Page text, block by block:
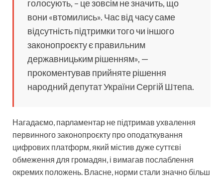
голосують, – це зовсім не значить, що
вони «втомились». Час від часу саме
відсутність підтримки того чи іншого
законопроєкту є правильним
державницьким рішенням», —
прокоментував прийняте рішення
народний депутат України Сергій Штепа.
Нагадаємо, парламентар не підтримав ухвалення
первинного законопроєкту про оподаткування
цифрових платформ, який містив дуже суттєві
обмеження для громадян, і вимагав послаблення
окремих положень. Власне, норми стали значно більш